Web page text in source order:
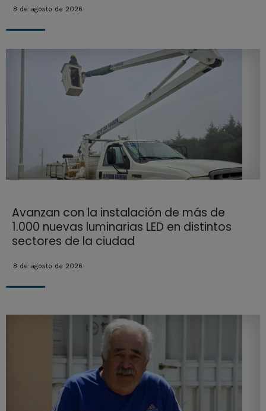
8 de agosto de 2026
Avanzan con la instalación de más de
1.000 nuevas luminarias LED en distintos
sectores de la ciudad
8 de agosto de 2026